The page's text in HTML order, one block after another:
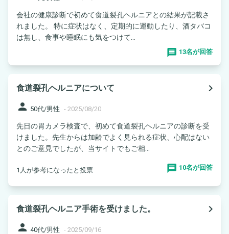
会社の健康診断で初めて食道裂孔ヘルニアとの結果が記載さ
れました。 特に症状はなく、定期的に運動したり、酒タバコ
は無し、食事や睡眠にも気をつけて...
13名が回答
食道裂孔ヘルニアについて
navigate_next
person 50代/男性 - 2025/08/20
先日の胃カメラ検査で、初めて食道裂孔ヘルニアの診断を受
けました。先生からは加齢でよく見られる症状、心配はない
とのご意見でしたが、当サイトでもご相...
1人が参考になったと投票 10名が回答
食道裂孔ヘルニア手術を受けました。
navigate_next
person 40代/男性 - 2025/09/16